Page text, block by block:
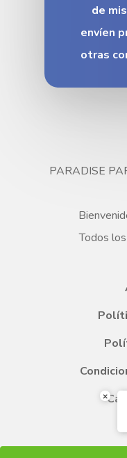
de
envíen
otras
PARADISE
Todos
×